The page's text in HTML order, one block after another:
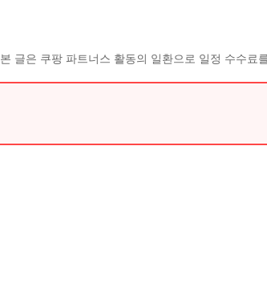
본 글은 쿠팡 파트너스 활동의 일환으로 일정 수수료